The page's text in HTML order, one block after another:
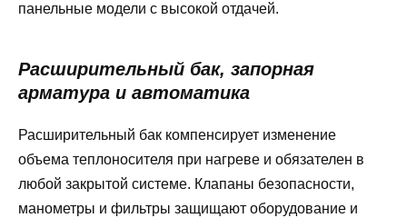
панельные модели с высокой отдачей.
Расширительный бак, запорная
арматура и автоматика
Расширительный бак компенсирует изменение
объема теплоносителя при нагреве и обязателен в
любой закрытой системе. Клапаны безопасности,
манометры и фильтры защищают оборудование и